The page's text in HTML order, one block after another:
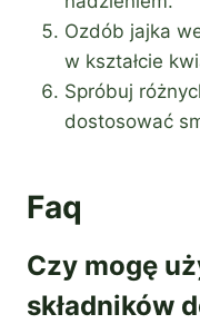
Ozdób jajka
w kształcie
Spróbuj
dostosować
Faq
Czy mogę
składników